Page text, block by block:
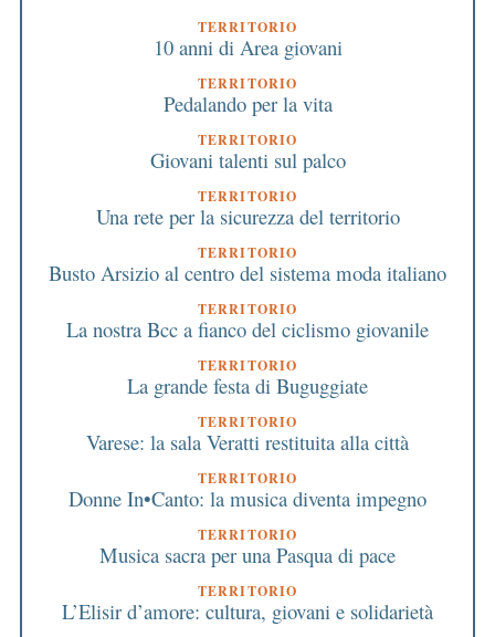
TERRITORIO
10 anni di Area giovani
TERRITORIO
Pedalando per la vita
TERRITORIO
Giovani talenti sul palco
TERRITORIO
Una rete per la sicurezza del territorio
TERRITORIO
Busto Arsizio al centro del sistema moda italiano
TERRITORIO
La nostra Bcc a fianco del ciclismo giovanile
TERRITORIO
La grande festa di Buguggiate
TERRITORIO
Varese: la sala Veratti restituita alla città
TERRITORIO
Donne In•Canto: la musica diventa impegno
TERRITORIO
Musica sacra per una Pasqua di pace
TERRITORIO
L’Elisir d’amore: cultura, giovani e solidarietà